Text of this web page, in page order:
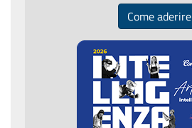
Come aderire